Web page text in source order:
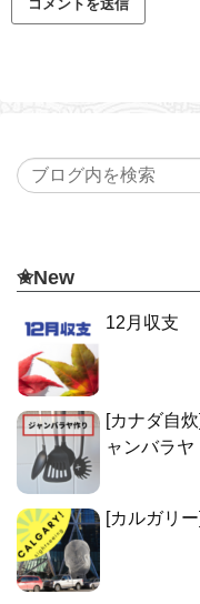
✬New
12月収支
[カナダ自
ャンバラヤ
[カルガリ